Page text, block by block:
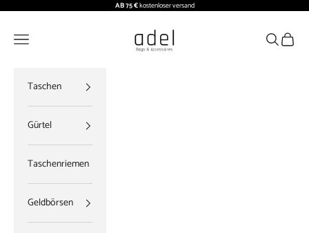
Zum Inhalt springen AB 75 €kostenloser versand
ADEL BAGS
Menü Suchen
Taschen
Gürtel
Taschenriemen
Geldbörsen